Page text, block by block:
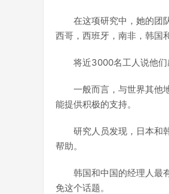
在这项研究中，她的团
西哥，西班牙，南非，韩国
将近3000名工人说他们
一般而言，与世界其他
能提供积极的支持。
研究人员发现，日本和
帮助。
韩国和中国的经理人最
免这个话题。